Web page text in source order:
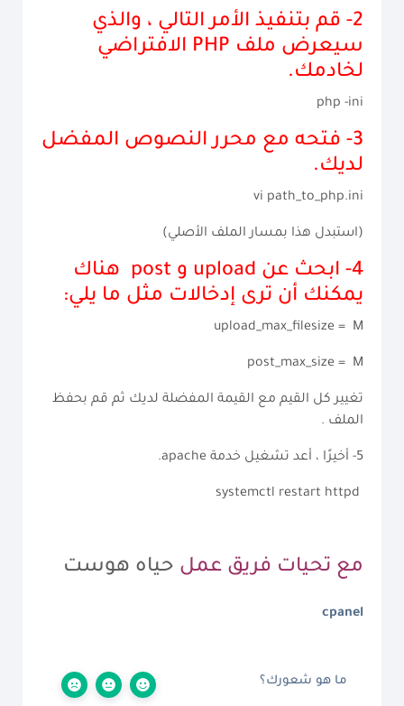
قم بتنفيذ الأمر التالي ، والذي
سيعرض ملف PHP الافتراضي
لخادمك.
php -ini
فتحه مع محرر النصوص المفضل
لديك.
vi path_to_php.ini
(استبدل هذا بمسار الملف الأصلي)
ابحث عن upload و post
هناك
يمكنك أن ترى إدخالات مثل ما يلي:
upload_max_filesize = M
post_max_size = M
تغيير كل القيم مع القيمة المفضلة لديك ثم قم بحفظ
الملف .
أخيرًا ، أعد تشغيل خدمة apache.
مع تحيات فريق عملحياه هوست
cpanel
ما هو شعورك؟